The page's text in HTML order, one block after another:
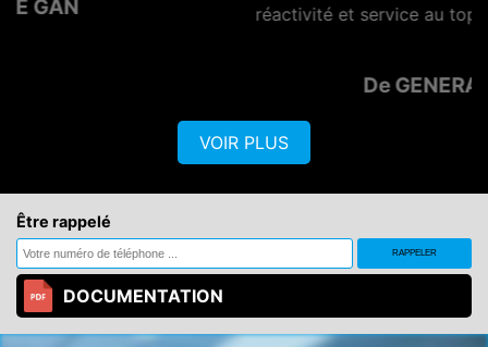
réactivité et service au top ! Je recommande
De GENERATION OPTIQ
VOIR PLUS
Être rappelé
DOCUMENTATION